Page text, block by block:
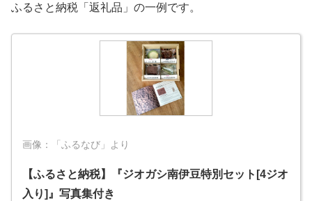
ふるさと納税「返礼品」の一例です。
画像：「ふるなび」より
【ふるさと納税】『ジオガシ南伊豆特別セット[4ジオ
入り]』写真集付き